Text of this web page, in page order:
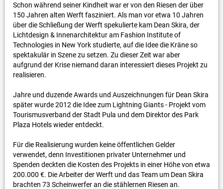
Schon während seiner Kindheit war er von den Riesen der über
150 Jahren alten Werft fasziniert. Als man vor etwa 10 Jahren
über die Schließung der Werft spekulierte kam Dean Skira, der
Lichtdesign & Innenarchitektur am Fashion Institute of
Technologies in New York studierte, auf die Idee die Kräne so
spektakulär in Szene zu setzen. Zu dieser Zeit war aber
aufgrund der Krise niemand daran interessiert dieses Projekt zu
realisieren.
Jahre und duzende Awards und Auszeichnungen für Dean Skira
später wurde 2012 die Idee zum Lightning Giants - Projekt vom
Tourismusverband der Stadt Pula und dem Direktor des Park
Plaza Hotels wieder entdeckt.
Für die Realisierung wurden keine öffentlichen Gelder
verwendet, denn Investitionen privater Unternehmer und
Spenden deckten die Kosten des Projekts in einer Höhe von etwa
200.000 €. Die Arbeiter der Werft und das Team um Dean Skira
brachten 73 Scheinwerfer an die stählernen Riesen an.